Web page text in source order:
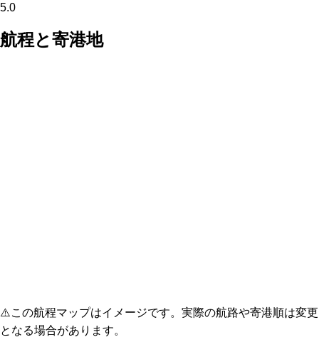
5.0
航程と寄港地
⚠️この航程マップはイメージです。実際の航路や寄港順は変更
となる場合があります。